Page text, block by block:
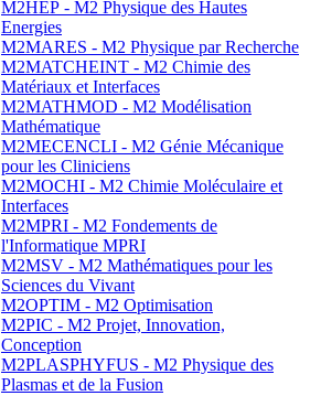
M2HEP - M2 Physique des Hautes
Energies
M2MARES - M2 Physique par Recherche
M2MATCHEINT - M2 Chimie des
Matériaux et Interfaces
M2MATHMOD - M2 Modélisation
Mathématique
M2MECENCLI - M2 Génie Mécanique
pour les Cliniciens
M2MOCHI - M2 Chimie Moléculaire et
Interfaces
M2MPRI - M2 Fondements de
l'Informatique MPRI
M2MSV - M2 Mathématiques pour les
Sciences du Vivant
M2OPTIM - M2 Optimisation
M2PIC - M2 Projet, Innovation,
Conception
M2PLASPHYFUS - M2 Physique des
Plasmas et de la Fusion